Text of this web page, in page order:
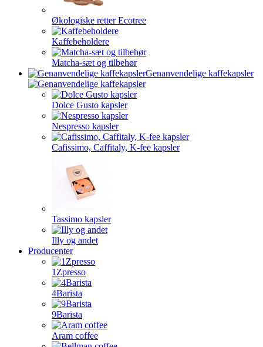
Økologiske retter Ecotree
Kaffebeholdere
Matcha-sæt og tilbehør
Genanvendelige kaffekapsler
Dolce Gusto kapsler
Nespresso kapsler
Cafissimo, Caffitaly, K-fee kapsler
Tassimo kapsler
Illy og andet
Producenter
1Zpresso
4Barista
9Barista
Aram coffee